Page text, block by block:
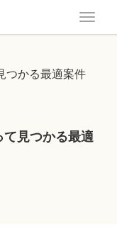
Toggle
つかる最適案件
見つかる最適